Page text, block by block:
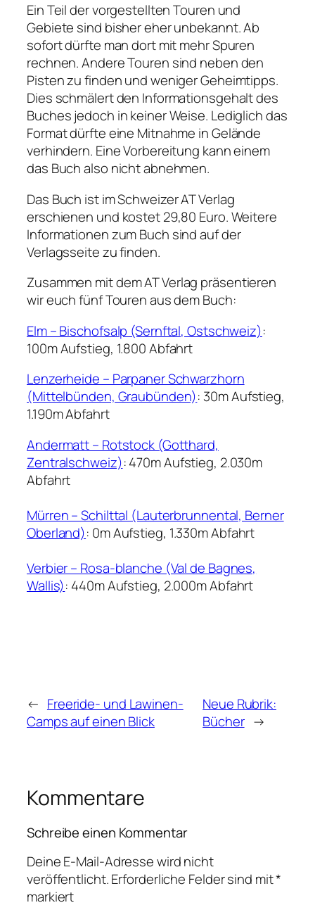
Ein Teil der vorgestellten Touren und
Gebiete sind bisher eher unbekannt. Ab
sofort dürfte man dort mit mehr Spuren
rechnen. Andere Touren sind neben den
Pisten zu finden und weniger Geheimtipps.
Dies schmälert den Informationsgehalt des
Buches jedoch in keiner Weise. Lediglich das
Format dürfte eine Mitnahme in Gelände
verhindern. Eine Vorbereitung kann einem
das Buch also nicht abnehmen.
Das Buch ist im Schweizer AT Verlag
erschienen und kostet 29,80 Euro. Weitere
Informationen zum Buch sind auf der
Verlagsseite zu finden.
Zusammen mit dem AT Verlag präsentieren
wir euch fünf Touren aus dem Buch:
Elm – Bischofsalp (Sernftal, Ostschweiz):
100m Aufstieg, 1.800 Abfahrt
Lenzerheide – Parpaner Schwarzhorn
(Mittelbünden, Graubünden): 30m Aufstieg,
1.190m Abfahrt
Andermatt – Rotstock (Gotthard,
Zentralschweiz): 470m Aufstieg, 2.030m
Abfahrt
Mürren – Schilttal (Lauterbrunnental, Berner
Oberland): 0m Aufstieg, 1.330m Abfahrt
Verbier – Rosa-blanche (Val de Bagnes,
Wallis): 440m Aufstieg, 2.000m Abfahrt
← Freeride- und Lawinen-
Camps auf einen Blick
Neue Rubrik:
Bücher →
Kommentare
Schreibe einen Kommentar
Deine E-Mail-Adresse wird nicht
veröffentlicht.Erforderliche Felder sind mit*
markiert